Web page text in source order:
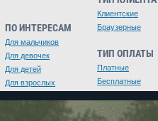
ПО ИНТЕРЕСАМ
Для мальчиков
Для девочек
Для детей
Для взрослых
Клиентские
Браузерные
ТИП ОПЛАТЫ
Платные
Бесплатные